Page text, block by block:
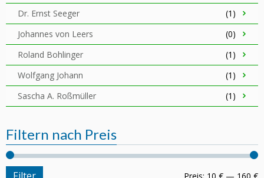
Dr. Ernst Seeger
(1)
Johannes von Leers
(0)
Roland Bohlinger
(1)
Wolfgang Johann
(1)
Sascha A. Roßmüller
(1)
Filtern nach Preis
Preis: 10 € — 160 €